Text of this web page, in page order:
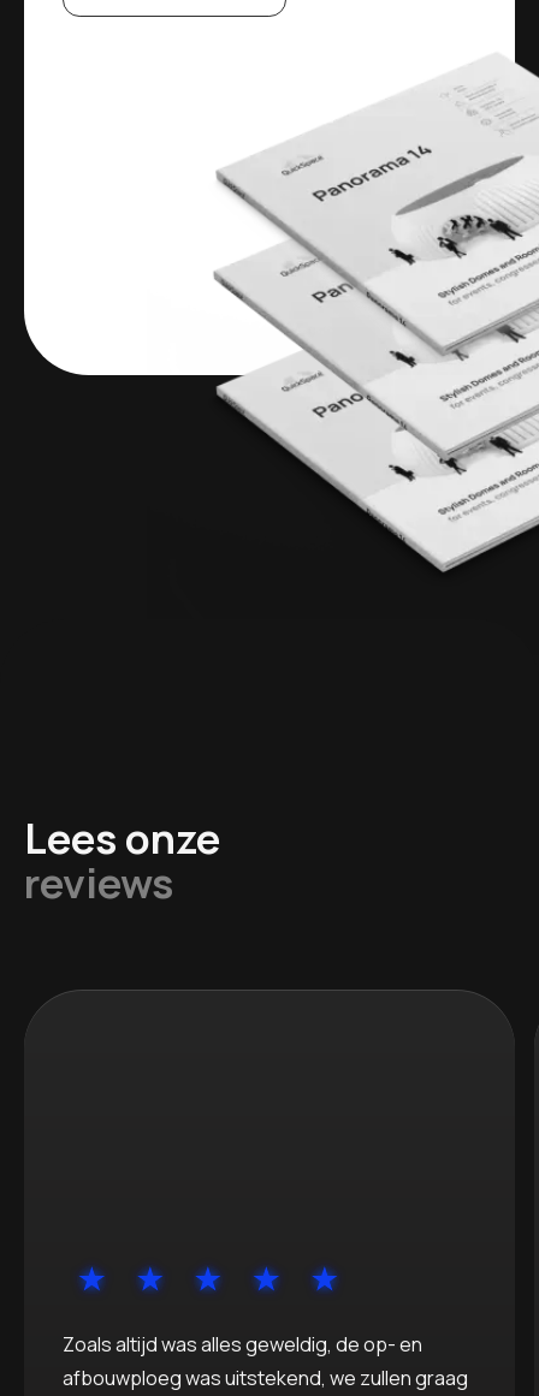
Lees onze
reviews
Zoals altijd was alles geweldig, de op- en
afbouwploeg was uitstekend, we zullen graag